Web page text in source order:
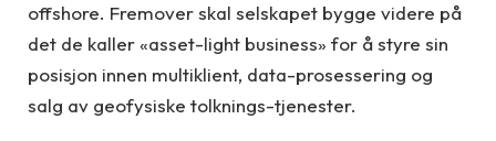
offshore. Fremover skal selskapet bygge videre på
det de kaller «asset-light business» for å styre sin
posisjon innen multiklient, data-prosessering og
salg av geofysiske tolknings-tjenester.